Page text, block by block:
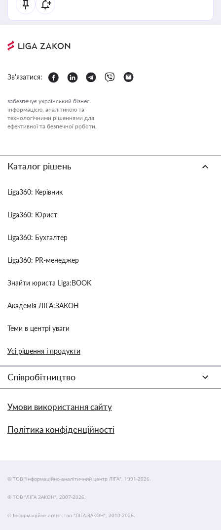
Зв'язатися:
забезпечує український бізнес
інформацією, аналітикою та
технологічними рішеннями для
ефективної та безпечної роботи.
Каталог рішень
Liga360: Керівник
Liga360: Юрист
Liga360: Бухгалтер
Liga360: PR-менеджер
Знайти юриста Liga:BOOK
Академія ЛІГА:ЗАКОН
Теми в центрі уваги
Усі рішення і продукти
Співробітництво
Умови використання сайту
Політика конфіденційності
© ТОВ "інформаційно-аналітичний центр ЛІГА", 1991-2026.
© ТОВ "ЛІГА ЗАКОН", 2007-2026.
© Інформаційне агентство "ЛІГА:ЗАКОН", 2010-2026.